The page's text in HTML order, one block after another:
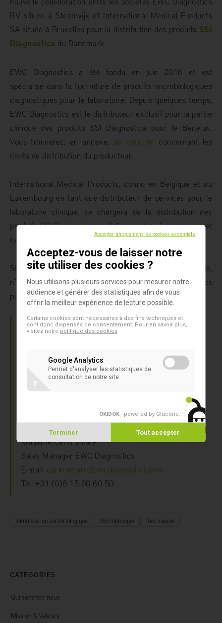
BV située à Steenwijk et International Medical Products
SA située à Bruxelles pour la distribution des produits SSI
Diagnostica du Danemark.
EWC Diagnostics a été fondu en juin 2016 et est
spécialisé dans la fourniture de produits microbiologiques
diagnostiques pour le laboratoire. Depuis quelques temps,
EWC Diagnostics est le distributeur exclusif pour la partie
clinique des produits SSI Diagnostica pour le Benelux.
Vous trouverez, en annexe, un courrier concernant les
droits de distribution du producteur.
International Medical Products, connu en Belgique et au
Luxembourg en tant que distributeur de services pour le
laboratoire clinique, se chargera de la distribution des
produits SSI Diagnostica en Belgique et au Luxembourg et
ce, à partir de ce jour.
Si vous avez la moindre question et/ou remarque,
n’hésitez surtout pas à prendre contact avec les
personnes suivantes :
International Medical Products
Sales Manager Labo Division
ingrid.roggen@intermed.be
Tél: +32 (0)2 661 33 01
EWC Diagnostics
Madame Carin Smale
Sales Manager EWC Diagnostics
E-mail: carin.smale@ewcdiagnostics.com
Tél: +31 (0)6 15 60 60 50
Identification bacteriologique Microbiologie Test rapide
CATEGORIES
Qui sommes-nous
Mission & Valeurs
Accepter uniquement les cookies essentiels
Acceptez-vous de laisser notre
site utiliser des cookies ?
Nous utilisons plusieurs services pour mesurer notre
audience et générer des statistiques afin de vous
offrir la meilleur expérience de lecture possible.
Certains cookies sont nécessaires à des fins techniques et
sont donc dispensés de consentement. Pour en savoir plus,
visitez notre politique des cookies
Google Analytics
Permet d'analyser les statistiques de
consultation de notre site
?
OKIDOK - powered by Glucône
Terminer Tout accepter